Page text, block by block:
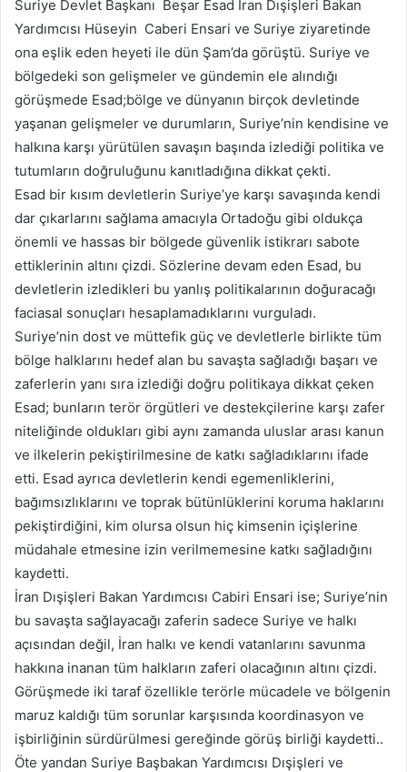
Suriye Devlet Başkanı Beşar Esad İran Dışişleri Bakan
Yardımcısı Hüseyin Caberi Ensari ve Suriye ziyaretinde
ona eşlik eden heyeti ile dün Şam’da görüştü. Suriye ve
bölgedeki son gelişmeler ve gündemin ele alındığı
görüşmede Esad;bölge ve dünyanın birçok devletinde
yaşanan gelişmeler ve durumların, Suriye’nin kendisine ve
halkına karşı yürütülen savaşın başında izlediği politika ve
tutumların doğruluğunu kanıtladığına dikkat çekti.
Esad bir kısım devletlerin Suriye’ye karşı savaşında kendi
dar çıkarlarını sağlama amacıyla Ortadoğu gibi oldukça
önemli ve hassas bir bölgede güvenlik istikrarı sabote
ettiklerinin altını çizdi. Sözlerine devam eden Esad, bu
devletlerin izledikleri bu yanlış politikalarının doğuracağı
faciasal sonuçları hesaplamadıklarını vurguladı.
Suriye’nin dost ve müttefik güç ve devletlerle birlikte tüm
bölge halklarını hedef alan bu savaşta sağladığı başarı ve
zaferlerin yanı sıra izlediği doğru politikaya dikkat çeken
Esad; bunların terör örgütleri ve destekçilerine karşı zafer
niteliğinde oldukları gibi aynı zamanda uluslar arası kanun
ve ilkelerin pekiştirilmesine de katkı sağladıklarını ifade
etti. Esad ayrıca devletlerin kendi egemenliklerini,
bağımsızlıklarını ve toprak bütünlüklerini koruma haklarını
pekiştirdiğini, kim olursa olsun hiç kimsenin içişlerine
müdahale etmesine izin verilmemesine katkı sağladığını
kaydetti.
İran Dışişleri Bakan Yardımcısı Cabiri Ensari ise; Suriye’nin
bu savaşta sağlayacağı zaferin sadece Suriye ve halkı
açısından değil, İran halkı ve kendi vatanlarını savunma
hakkına inanan tüm halkların zaferi olacağının altını çizdi.
Görüşmede iki taraf özellikle terörle mücadele ve bölgenin
maruz kaldığı tüm sorunlar karşısında koordinasyon ve
işbirliğinin sürdürülmesi gereğinde görüş birliği kaydetti..
Öte yandan Suriye Başbakan Yardımcısı Dışişleri ve